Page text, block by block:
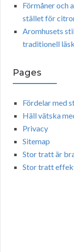
Förmåner och
stället för
Aromhusets
traditionell läsk
Pages
Fördelar med
Häll vätska
Privacy
Sitemap
Stor tratt är
Stor tratt